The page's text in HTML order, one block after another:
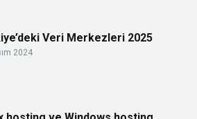
Veri Merkezleri 2025
2024